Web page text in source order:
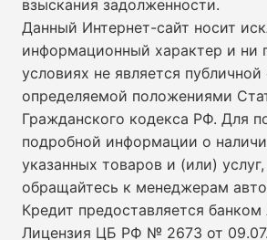
взыскания задолженности.
Данный Интернет-сайт носит
информационный характер и ни
условиях не является
определяемой положениями
Гражданского кодекса РФ. Для
подробной информации о
указанных товаров и (или)
обращайтесь к менеджерам
Кредит предоставляется
Лицензия ЦБ РФ № 2673 от